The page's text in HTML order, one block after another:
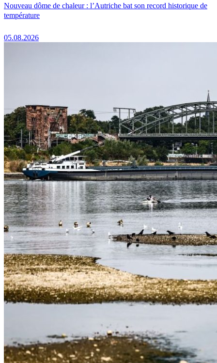
Nouveau dôme de chaleur : l’Autriche bat son record historique de
température
05.08.2026